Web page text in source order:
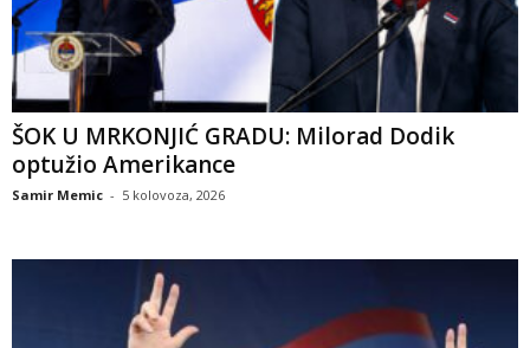
ŠOK U MRKONJIĆ GRADU: Milorad Dodik
optužio Amerikance
Samir Memic - 5 kolovoza, 2026